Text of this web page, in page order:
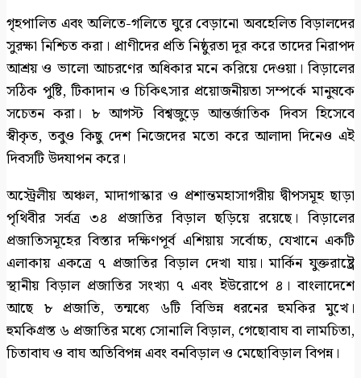
গৃহপালিত এবং অলিতে-গলিতে ঘুরে বেড়ানো অবহেলিত বিড়ালদের
সুরক্ষা নিশ্চিত করা। প্রাণীদের প্রতি নিষ্ঠুরতা দূর করে তাদের নিরাপদ
আশ্রয় ও ভালো আচরণের অধিকার মনে করিয়ে দেওয়া। বিড়ালের
সঠিক পুষ্টি, টিকাদান ও চিকিৎসার প্রয়োজনীয়তা সম্পর্কে মানুষকে
সচেতন করা। ৮ আগস্ট বিশ্বজুড়ে আন্তর্জাতিক দিবস হিসেবে
স্বীকৃত, তবুও কিছু দেশ নিজেদের মতো করে আলাদা দিনেও এই
দিবসটি উদযাপন করে।
অস্ট্রেলীয় অঞ্চল, মাদাগাস্কার ও প্রশান্তমহাসাগরীয় দ্বীপসমূহ ছাড়া
পৃথিবীর সর্বত্র ৩৪ প্রজাতির বিড়াল ছড়িয়ে রয়েছে। বিড়ালের
প্রজাতিসমূহের বিস্তার দক্ষিণপূর্ব এশিয়ায় সর্বোচ্চ, যেখানে একটি
এলাকায় একত্রে ৭ প্রজাতির বিড়াল দেখা যায়। মার্কিন যুক্তরাষ্ট্রে
স্থানীয় বিড়াল প্রজাতির সংখ্যা ৭ এবং ইউরোপে ৪। বাংলাদেশে
আছে ৮ প্রজাতি, তন্মধ্যে ৬টি বিভিন্ন ধরনের হুমকির মুখে।
হুমকিগ্রস্ত ৬ প্রজাতির মধ্যে সোনালি বিড়াল, গেছোবাঘ বা লামচিতা,
চিতাবাঘ ও বাঘ অতিবিপন্ন এবং বনবিড়াল ও মেছোবিড়াল বিপন্ন।